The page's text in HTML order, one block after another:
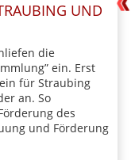
UND
die
ein. Erst
für Straubing
an. So
des
und Förderung